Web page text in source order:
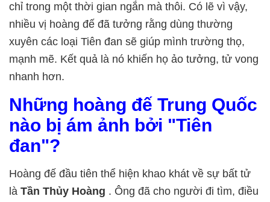
chỉ trong một thời gian ngắn mà thôi. Có lẽ vì vậy,
nhiều vị hoàng đế đã tưởng rằng dùng thường
xuyên các loại Tiên đan sẽ giúp mình trường thọ,
mạnh mẽ. Kết quả là nó khiến họ ảo tưởng, tử vong
nhanh hơn.
Những hoàng đế Trung Quốc
nào bị ám ảnh bởi "Tiên
đan"?
Hoàng đế đầu tiên thể hiện khao khát về sự bất tử
là Tần Thủy Hoàng . Ông đã cho người đi tìm, điều